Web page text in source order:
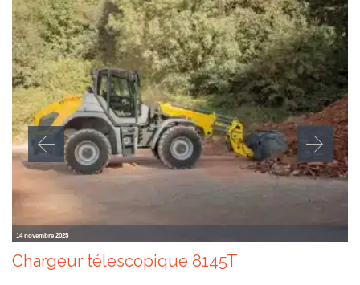
14 novembre 2025
Chargeur télescopique 8145T